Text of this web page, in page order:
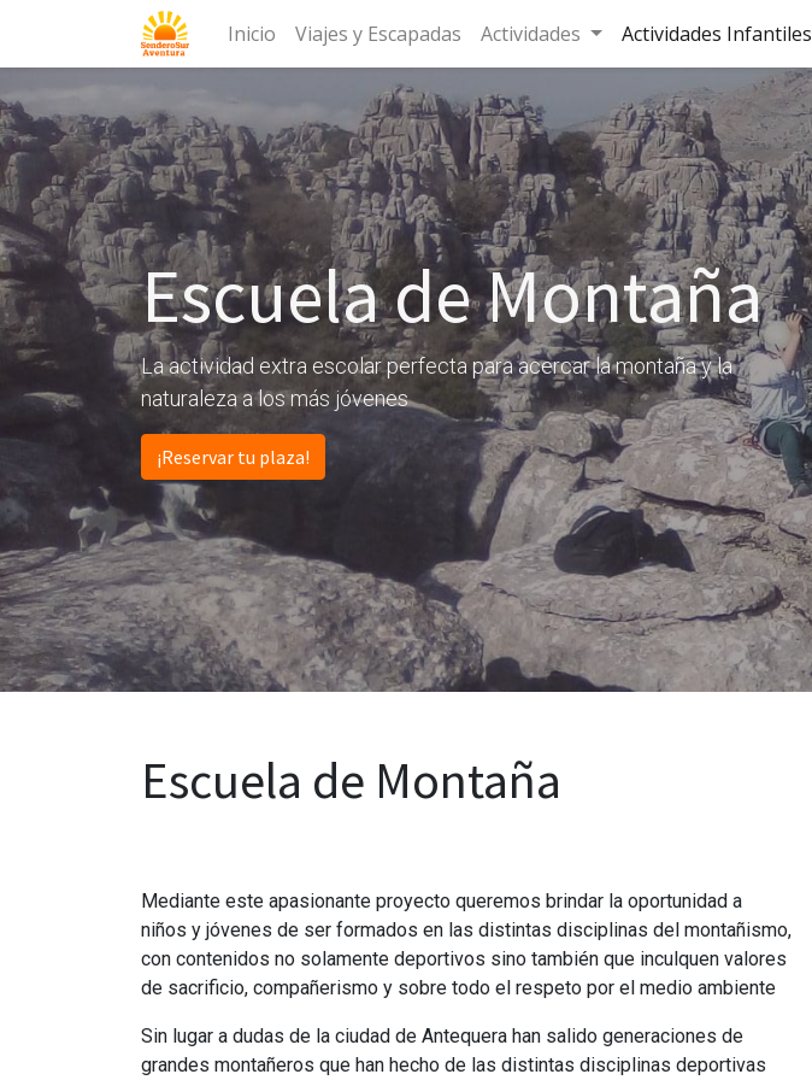
Inicio Viajes y Escapadas Actividades Actividades Infantiles
Escuela de Montaña
La actividad extra escolar perfecta para acercar la montaña y la
naturaleza a los más jóvenes
¡Reservar tu plaza!
Escuela de Montaña
Mediante este apasionante proyecto queremos brindar la oportunidad a
niños y jóvenes de ser formados en las distintas disciplinas del montañismo,
con contenidos no solamente deportivos sino también que inculquen valores
de sacrificio, compañerismo y sobre todo el respeto por el medio ambiente
Sin lugar a dudas de la ciudad de Antequera han salido generaciones de
grandes montañeros que han hecho de las distintas disciplinas deportivas